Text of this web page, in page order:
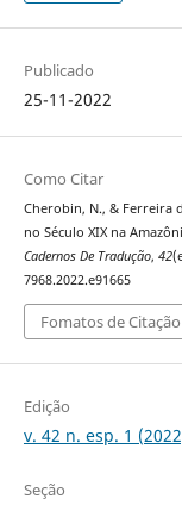
Publicado
25-11-2022
Como Citar
Cherobin, N., & Ferreira
no Século XIX na
Cadernos De Tradução, 42
7968.2022.e91665
Fomatos de Citação
Edição
v. 42 n. esp. 1
Seção